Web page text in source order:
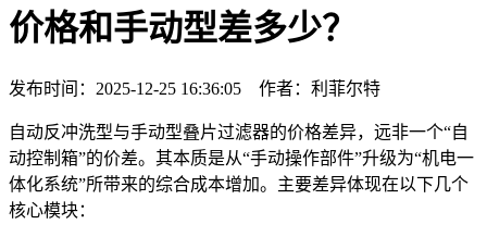
价格和手动型差多少？
发布时间：2025-12-25 16:36:05 作者：利菲尔特
自动反冲洗型与手动型叠片过滤器的价格差异，远非一个“自
动控制箱”的价差。其本质是从“手动操作部件”升级为“机电一
体化系统”所带来的综合成本增加。主要差异体现在以下几个
核心模块：